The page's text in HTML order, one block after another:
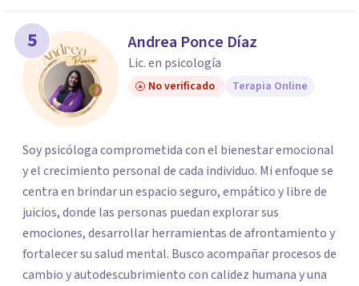
5 Andrea Ponce Díaz
Lic. en psicología
No verificado Terapia Online
Soy psicóloga comprometida con el bienestar emocional
y el crecimiento personal de cada individuo. Mi enfoque se
centra en brindar un espacio seguro, empático y libre de
juicios, donde las personas puedan explorar sus
emociones, desarrollar herramientas de afrontamiento y
fortalecer su salud mental. Busco acompañar procesos de
cambio y autodescubrimiento con calidez humana y una